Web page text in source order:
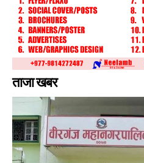
ताजा खबर